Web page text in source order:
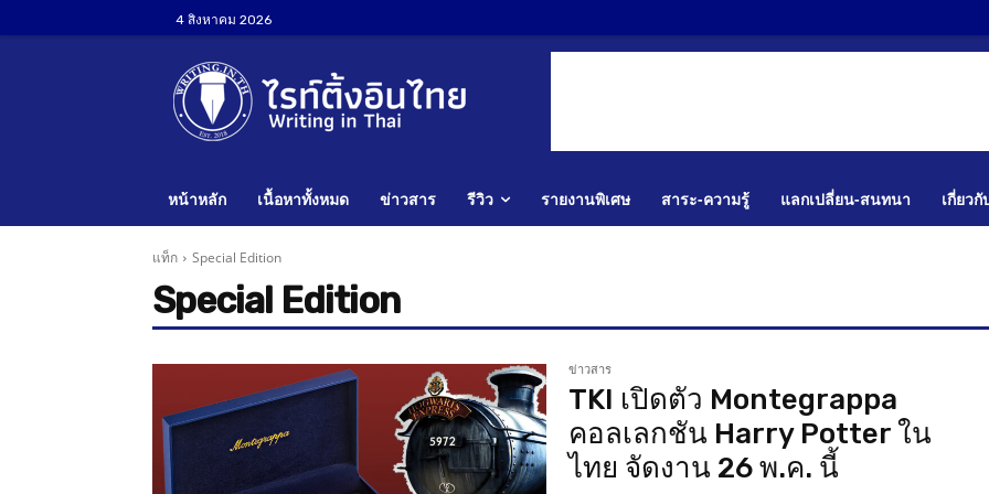
4 สิงหาคม 2026
หน้าหลัก เนื้อหาทั้งหมด ข่าวสาร รีวิว รายงานพิเศษ สาระ-ความรู้ แลกเปลี่ยน-สนทนา เกี่ยวกั
แท็ก Special Edition
Special Edition
ข่าวสาร
TKI เปิดตัว Montegrappa
คอลเลกชัน Harry Potter ใน
ไทย จัดงาน 26 พ.ค. นี้